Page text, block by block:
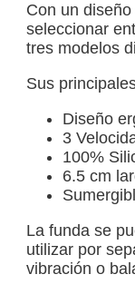
Con un
seleccionar
tres modelos
Sus
Diseño
3
100%
6.5 cm
La funda se
utilizar por
vibración o